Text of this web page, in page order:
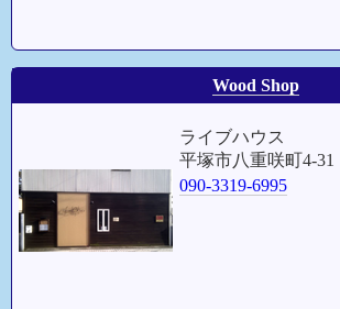
Wood Shop
ライブハウス
平塚市八重咲町4-31
090-3319-6995